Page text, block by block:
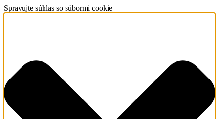
Spravujte súhlas so súbormi cookie